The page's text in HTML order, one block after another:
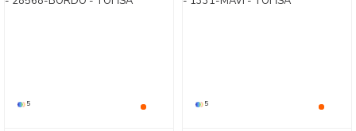
5 5